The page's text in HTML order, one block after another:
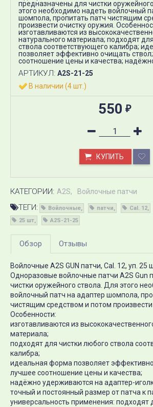
предназначены для чистки
этого необходимо надеть войлочный
шомпола, пропитать патч чистящим
произвести очистку оружия.
изготавливаются из
натурального материала; подходят
ствола соответствующего калибра;
позволяет эффективно очищать
соотношение цены и качества;
АРТИКУЛ: A2S-21-25
В наличии (4 шт.)
550 ₽
КУПИТЬ
КАТЕГОРИИ: A2S Войлочные патчи
ТЕГИ: Войлочные патчи Cal. 12
25 шт
A2S-21-25
Обзор Отзывы
Войлочные A2S GUN патчи, Cal. 12, уп. 25
Одноразовые войлочные патчи A2S Gun
чистки оружейного ствола. Для этого
войлочный патч на адаптер шомпола,
чистящим средством и потом
Особенности:
изготавливаются из
материала;
подходят для чистки любого ствола
калибра;
идеальная форма позволяет
лучшее соотношение цены и качества;
надёжно удерживаются на адаптер-
точный и постоянный размер от патча к
универсальность применения: подходят